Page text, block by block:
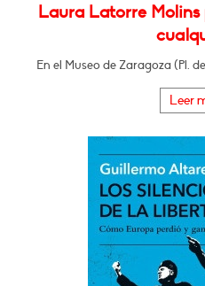
Laura Latorre Molins
En el Museo de Zaragoza (Pl.
Leer